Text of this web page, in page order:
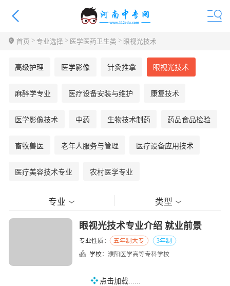
首页 >专业选择 > 医学医药卫生类 > 眼视光技术
高级护理 医学影像 针灸推拿 眼视光技术
麻醉学专业 医疗设备安装与维护 康复技术
医学影像技术 中药 生物技术制药 药品食品检验
畜牧兽医 老年人服务与管理 医疗设备应用技术
医疗美容技术专业 农村医学专业
专业 类型
眼视光技术专业介绍 就业前景
专业性质： 五年制大专
3年制
学校： 濮阳医学高等专科学校
点击加载......